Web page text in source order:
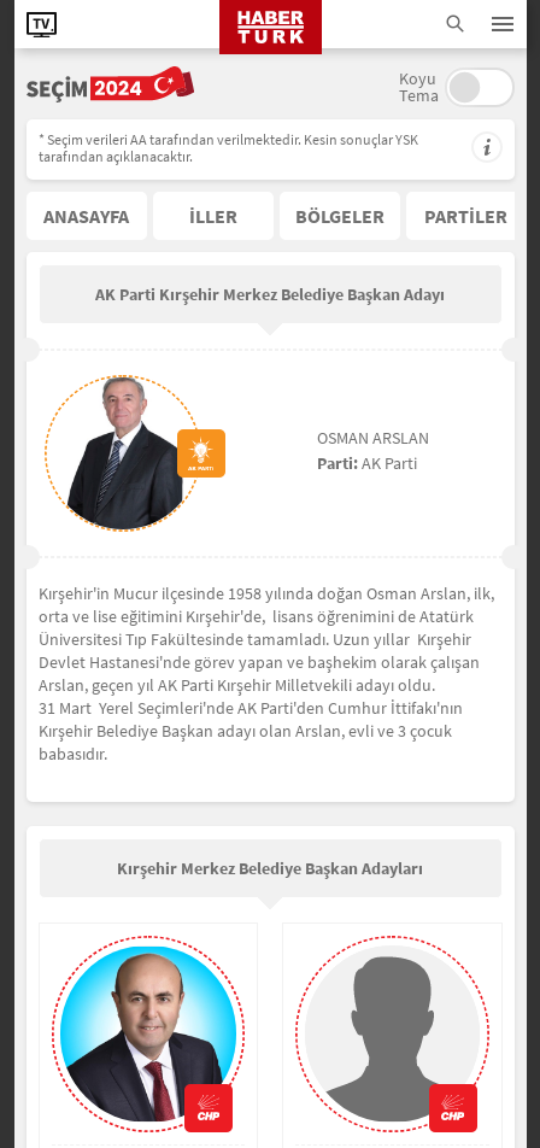
Koyu
Tema
* Seçim verileri AA tarafından verilmektedir. Kesin sonuçlar YSK
tarafından açıklanacaktır.
ANASAYFA İLLER BÖLGELER PARTİLER
AK Parti Kırşehir Merkez Belediye Başkan Adayı
OSMAN ARSLAN
Parti:AK Parti
Kırşehir'in Mucur ilçesinde 1958 yılında doğan Osman Arslan, ilk,
orta ve lise eğitimini Kırşehir'de, lisans öğrenimini deAtatürk
Üniversitesi Tıp Fakültesinde tamamladı. Uzun yıllar Kırşehir
Devlet Hastanesi'nde görev yapan ve başhekim olarak çalışan
Arslan, geçen yıl AK Parti Kırşehir Milletvekili adayı oldu.
31 Mart Yerel Seçimleri'nde AK Parti'den Cumhur İttifakı'nın
Kırşehir Belediye Başkan adayı olan Arslan, evli ve 3 çocuk
babasıdır.
Kırşehir Merkez Belediye Başkan Adayları